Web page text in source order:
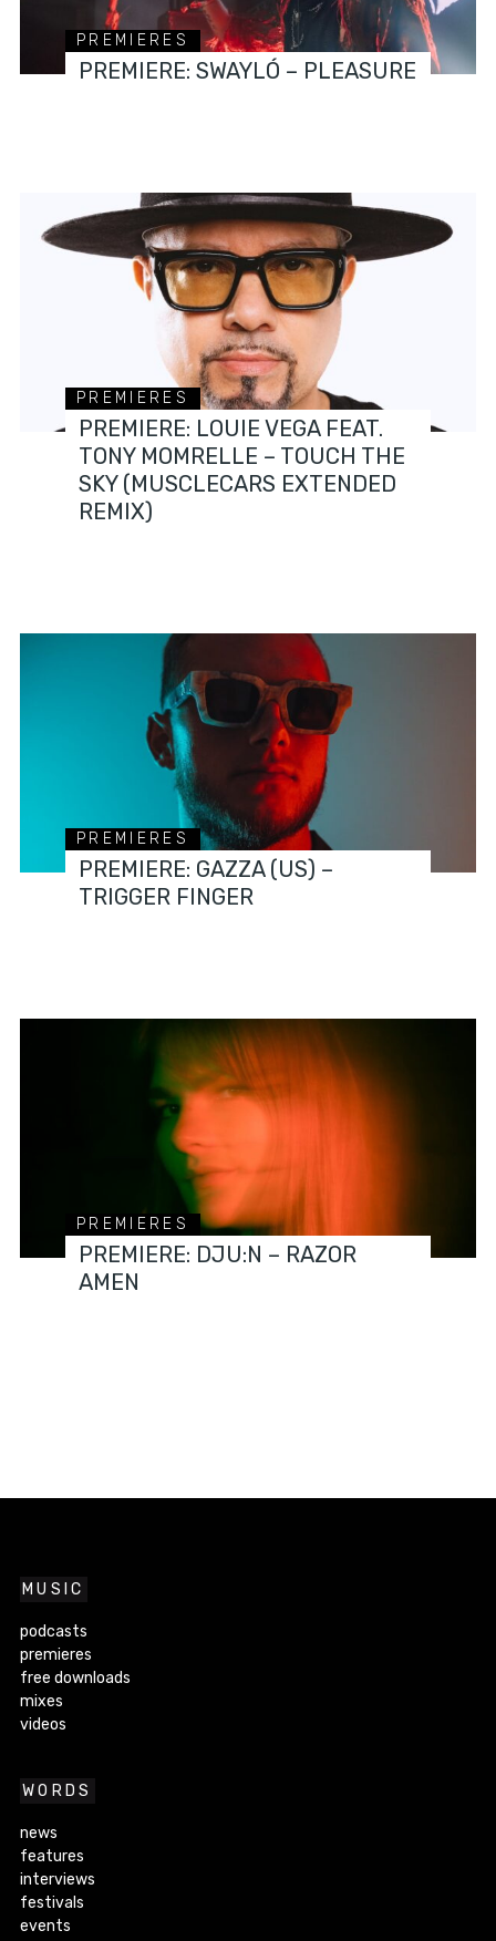
PREMIERES
PREMIERE: SWAYLÓ – PLEASURE
PREMIERES
PREMIERE: LOUIE VEGA FEAT.
TONY MOMRELLE – TOUCH THE
SKY (MUSCLECARS EXTENDED
REMIX)
PREMIERES
PREMIERE: GAZZA (US) –
TRIGGER FINGER
PREMIERES
PREMIERE: DJU:N – RAZOR
AMEN
MUSIC
podcasts
premieres
free downloads
mixes
videos
WORDS
news
features
interviews
festivals
events